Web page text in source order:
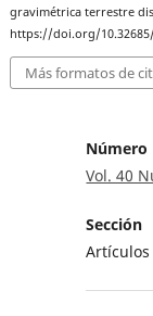
gravimétrica terrestre
https://doi.org/
Más formatos de
Número
Vol. 40
Sección
Artículos